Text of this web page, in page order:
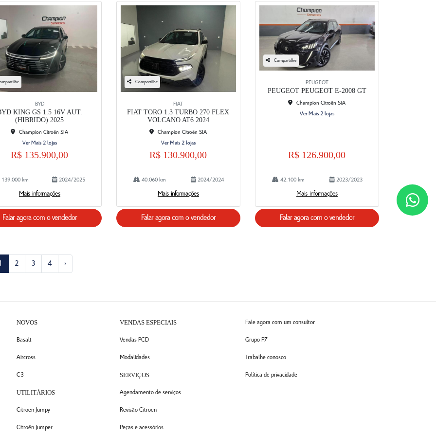
BYD
KING GS 1.5 16V AUT.
(HIBRIDO) 2025
Champion Citroën SIA
Ver Mais 2 lojas
R$ 135.900,00
139.000 km 2024/2025
Mais informações
Falar agora com o vendedor
Compartilhe
FIAT
FIAT TORO 1.3 TURBO 270 FLEX
VOLCANO AT6 2024
Champion Citroën SIA
Ver Mais 2 lojas
R$ 130.900,00
40.060 km 2024/2024
Mais informações
Falar agora com o vendedor
Compartilhe
PEUGEOT
PEUGEOT PEUGEOT E-2008 GT
Champion Citroën SIA
Ver Mais 2 lojas
R$ 126.900,00
42.100 km 2023/2023
Mais informações
Falar agora com o vendedor
2 3 4 ›
NOVOS
Basalt
Aircross
C3
UTILITÁRIOS
Citroën Jumpy
Citroën Jumper
VENDAS ESPECIAIS
Vendas PCD
Modalidades
SERVIÇOS
Agendamento de serviços
Revisão Citroën
Peças e acessórios
Fale agora com um consultor
Grupo P7
Trabalhe conosco
Política de privacidade